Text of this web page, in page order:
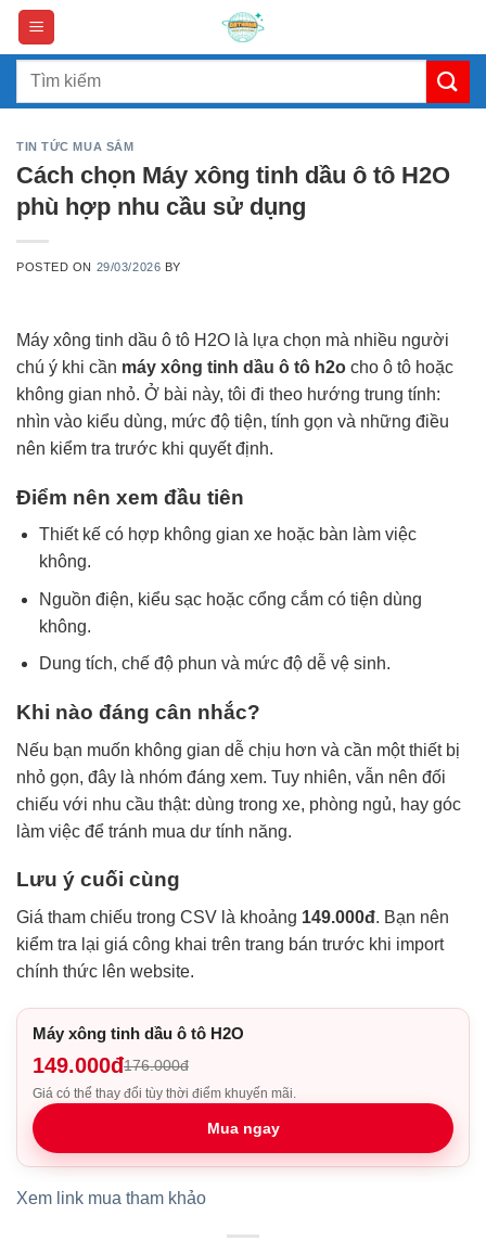
Skip
content
Search
TIN TỨC MUA SẮM
Cách chọn Máy xông tinh dầu ô tô H2O
phù hợp nhu cầu sử dụng
POSTED ON 29/03/2026 BY
Máy xông tinh dầu ô tô H2O là lựa chọn mà nhiều người
chú ý khi cần máy xông tinh dầu ô tô h2o cho ô tô hoặc
không gian nhỏ. Ở bài này, tôi đi theo hướng trung tính:
nhìn vào kiểu dùng, mức độ tiện, tính gọn và những điều
nên kiểm tra trước khi quyết định.
Điểm nên xem đầu tiên
Thiết kế có hợp không gian xe hoặc bàn làm việc
không.
Nguồn điện, kiểu sạc hoặc cổng cắm có tiện dùng
không.
Dung tích, chế độ phun và mức độ dễ vệ sinh.
Khi nào đáng cân nhắc?
Nếu bạn muốn không gian dễ chịu hơn và cần một thiết bị
nhỏ gọn, đây là nhóm đáng xem. Tuy nhiên, vẫn nên đối
chiếu với nhu cầu thật: dùng trong xe, phòng ngủ, hay góc
làm việc để tránh mua dư tính năng.
Lưu ý cuối cùng
Giá tham chiếu trong CSV là khoảng 149.000đ. Bạn nên
kiểm tra lại giá công khai trên trang bán trước khi import
chính thức lên website.
Máy xông tinh dầu ô tô H2O
149.000đ176.000đ
Giá có thể thay đổi tùy thời điểm khuyến mãi.
Mua ngay
Xem link mua tham khảo